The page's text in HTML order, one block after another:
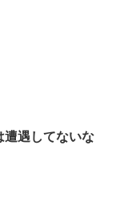
遭遇してないな